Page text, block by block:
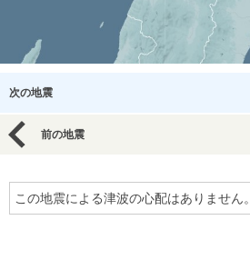
次の地震
前の地震
この地震による津波の心配はありません。